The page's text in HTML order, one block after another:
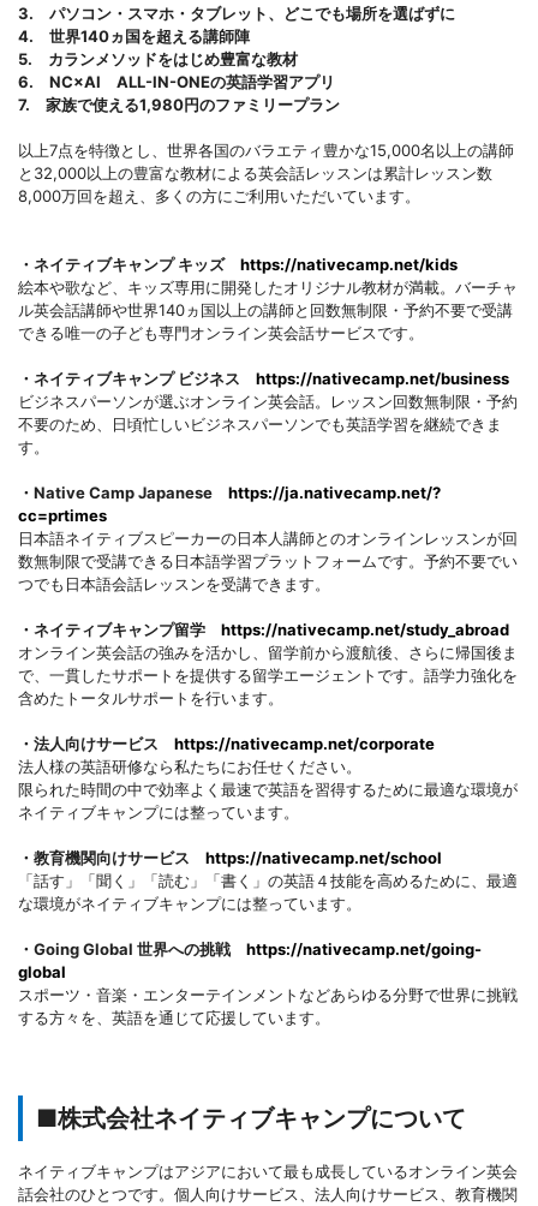
3. パソコン・スマホ・タブレット、どこでも場所を選ばずに
4. 世界140ヵ国を超える講師陣
5. カランメソッドをはじめ豊富な教材
6. NC×AI ALL-IN-ONEの英語学習アプリ
7. 家族で使える1,980円のファミリープラン
以上7点を特徴とし、世界各国のバラエティ豊かな15,000名以上の講師
と32,000以上の豊富な教材による英会話レッスンは累計レッスン数
8,000万回を超え、多くの方にご利用いただいています。
・ネイティブキャンプ キッズ https://nativecamp.net/kids
絵本や歌など、キッズ専用に開発したオリジナル教材が満載。バーチャ
ル英会話講師や世界140ヵ国以上の講師と回数無制限・予約不要で受講
できる唯一の子ども専門オンライン英会話サービスです。
・ネイティブキャンプ ビジネス https://nativecamp.net/business
ビジネスパーソンが選ぶオンライン英会話。レッスン回数無制限・予約
不要のため、日頃忙しいビジネスパーソンでも英語学習を継続できま
す。
・Native Camp Japanese https://ja.nativecamp.net/?
cc=prtimes
日本語ネイティブスピーカーの日本人講師とのオンラインレッスンが回
数無制限で受講できる日本語学習プラットフォームです。予約不要でい
つでも日本語会話レッスンを受講できます。
・ネイティブキャンプ留学 https://nativecamp.net/study_abroad
オンライン英会話の強みを活かし、留学前から渡航後、さらに帰国後ま
で、一貫したサポートを提供する留学エージェントです。語学力強化を
含めたトータルサポートを行います。
・法人向けサービス https://nativecamp.net/corporate
法人様の英語研修なら私たちにお任せください。
限られた時間の中で効率よく最速で英語を習得するために最適な環境が
ネイティブキャンプには整っています。
・教育機関向けサービス https://nativecamp.net/school
「話す」「聞く」「読む」「書く」の英語４技能を高めるために、最適
な環境がネイティブキャンプには整っています。
・Going Global 世界への挑戦 https://nativecamp.net/going-
global
スポーツ・音楽・エンターテインメントなどあらゆる分野で世界に挑戦
する方々を、英語を通じて応援しています。
■株式会社ネイティブキャンプについて
ネイティブキャンプはアジアにおいて最も成長しているオンライン英会
話会社のひとつです。個人向けサービス、法人向けサービス、教育機関